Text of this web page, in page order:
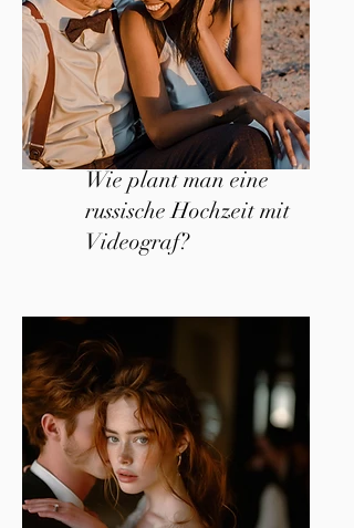
Wie plant man eine
russische Hochzeit mit
Videograf?